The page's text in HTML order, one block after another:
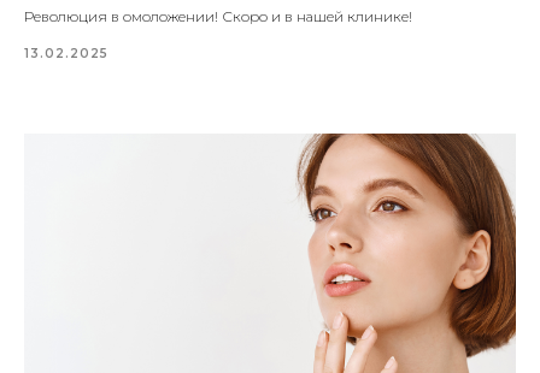
Революция в омоложении! Скоро и в нашей клинике!
13.02.2025